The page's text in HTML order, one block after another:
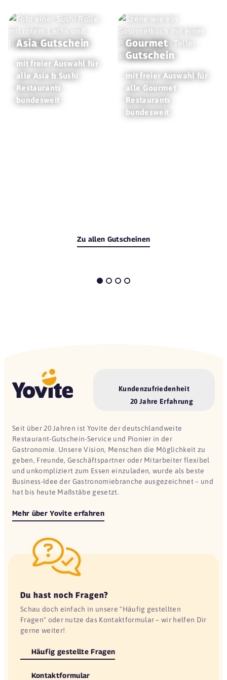
Asia Gutschein
mit freier Auswahl für
alle Asia & Sushi
Restaurants
bundesweit
Gourmet
Gutschein
mit freier Auswahl für
alle Gourmet
Restaurants
bundesweit
Zu allen Gutscheinen
Kundenzufriedenheit
20 Jahre Erfahrung
Seit über 20 Jahren ist Yovite der deutschlandweite
Restaurant-Gutschein-Service und Pionier in der
Gastronomie. Unsere Vision, Menschen die Möglichkeit zu
geben, Freunde, Geschäftspartner oder Mitarbeiter flexibel
und unkompliziert zum Essen einzuladen, wurde als beste
Business-Idee der Gastronomiebranche ausgezeichnet – und
hat bis heute Maßstäbe gesetzt.
Mehr über Yovite erfahren
Du hast noch Fragen?
Schau doch einfach in unsere "Häufig gestellten
Fragen" oder nutze das Kontaktformular – wir helfen Dir
gerne weiter!
Häufig gestellte Fragen
Kontaktformular